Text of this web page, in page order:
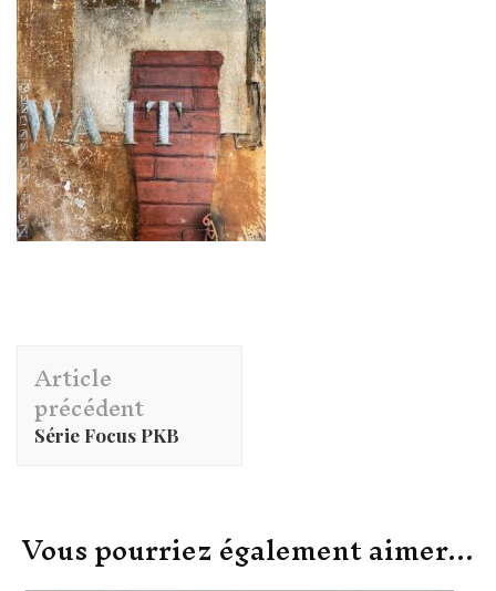
Navigation
d'article
Article
précédent
Série Focus PKB
Vous pourriez également aimer...